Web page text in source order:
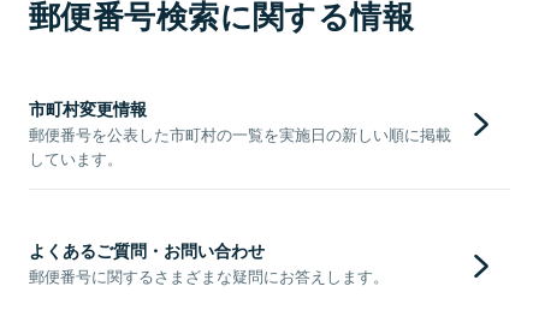
郵便番号検索に関する情報
市町村変更情報
郵便番号を公表した市町村の一覧を実施日の新しい順に掲載
しています。
よくあるご質問・お問い合わせ
郵便番号に関するさまざまな疑問にお答えします。